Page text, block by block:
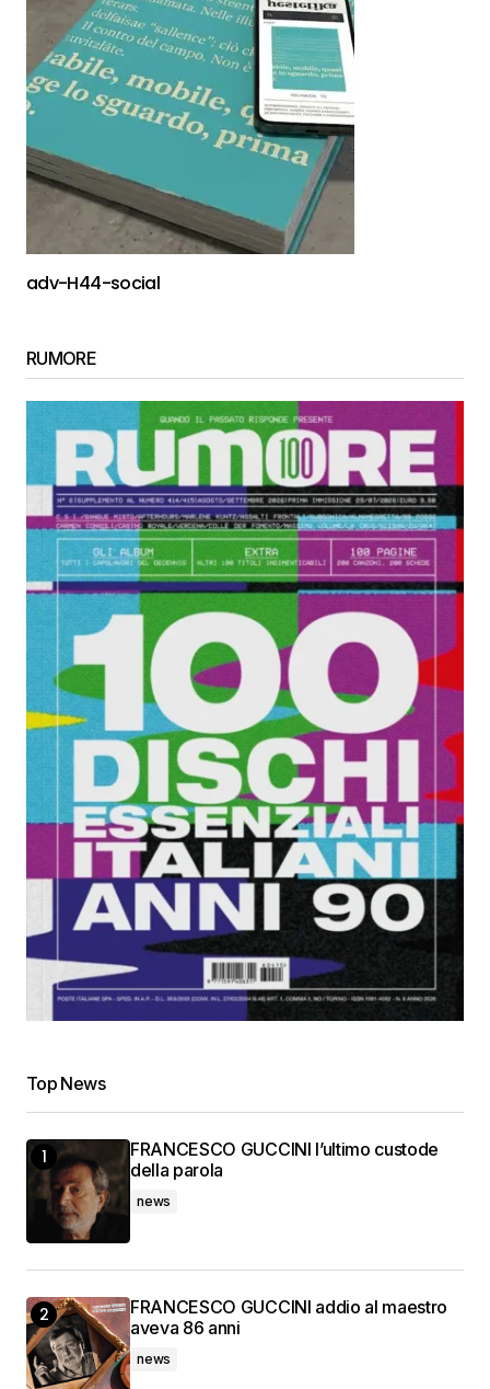
adv-H44-social
RUMORE
Top News
FRANCESCO GUCCINI l’ultimo custode
della parola
news
FRANCESCO GUCCINI addio al maestro
aveva 86 anni
news